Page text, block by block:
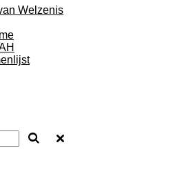
Welzenis